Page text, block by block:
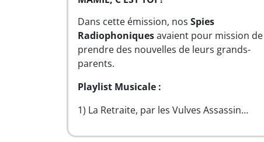
Dans cette émission, nos Spies
Radiophoniquesavaient pour mission de
prendre des nouvelles de leurs grands-
parents.
Playlist Musicale :
1) La Retraite, par les Vulves Assassin…